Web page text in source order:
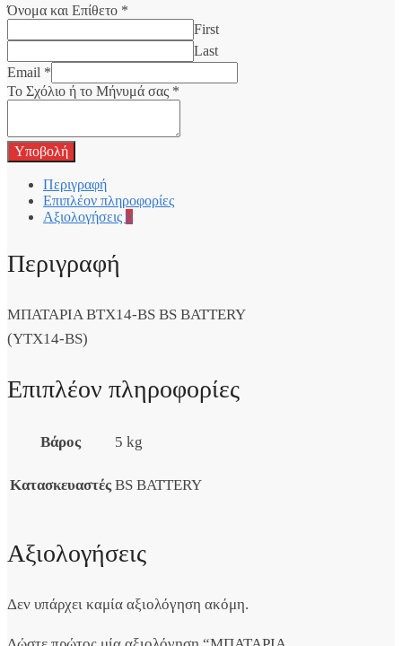
Όνομα και Επίθετο *
First
Last
Email *
Το Σχόλιο ή το Μήνυμά σας *
Υποβολή
Περιγραφή
Επιπλέον πληροφορίες
Αξιολογήσεις 0
Περιγραφή
ΜΠΑΤΑΡΙΑ BTX14-BS BS BATTERY
(YTX14-BS)
Επιπλέον πληροφορίες
Βάρος 5 kg
Κατασκευαστές BS BATTERY
Αξιολογήσεις
Δεν υπάρχει καμία αξιολόγηση ακόμη.